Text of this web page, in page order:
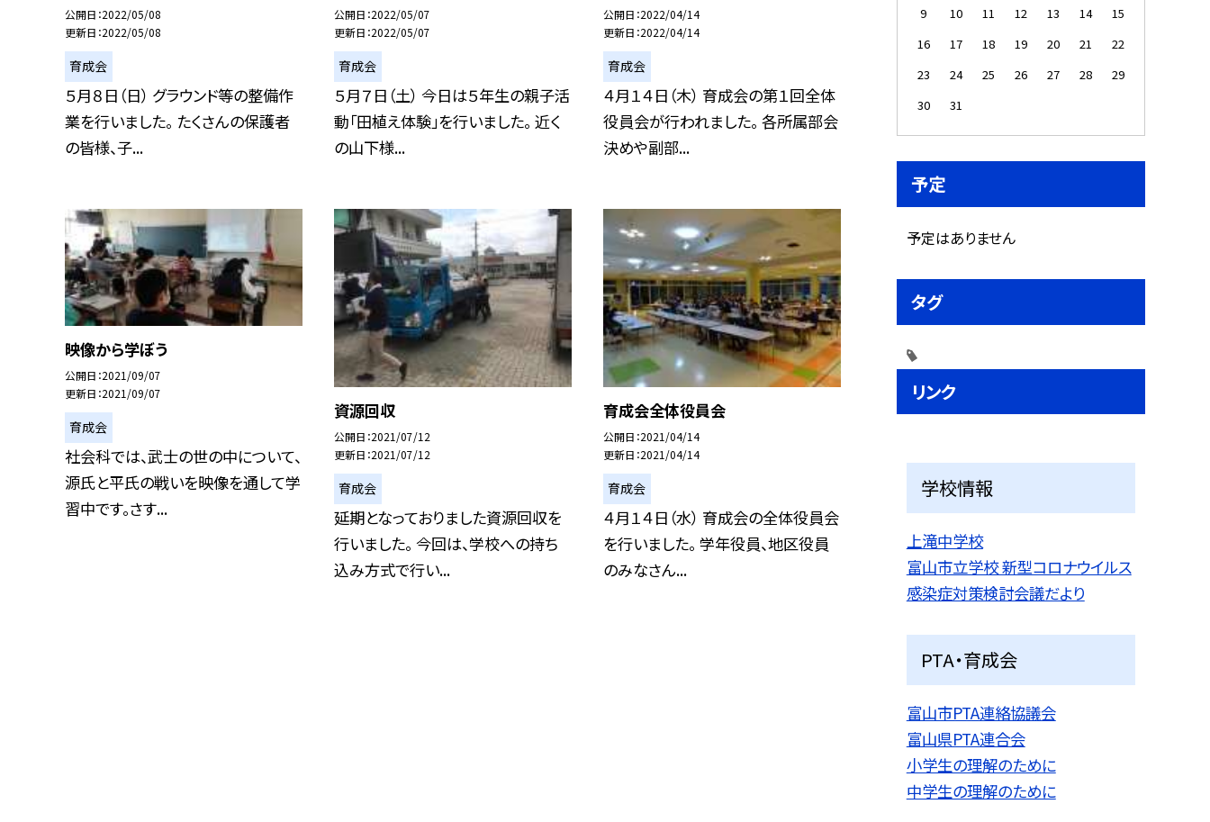
公開日 2022/05/08
更新日 2022/05/08
育成会
５月８日（日） グラウンド等の整備作
業を行いました。 たくさんの保護者
の皆様、子...
公開日 2022/05/07
更新日 2022/05/07
育成会
５月７日（土） 今日は５年生の親子活
動「田植え体験」を行いました。 近く
の山下様...
公開日 2022/04/14
更新日 2022/04/14
育成会
４月１４日（木） 育成会の第１回全体
役員会が行われました。 各所属部会
決めや副部...
映像から学ぼう
公開日 2021/09/07
更新日 2021/09/07
育成会
社会科では、武士の世の中について、
源氏と平氏の戦いを映像を通して学
習中です。さす...
資源回収
公開日 2021/07/12
更新日 2021/07/12
育成会
延期となっておりました資源回収を
行いました。 今回は、学校への持ち
込み方式で行い...
育成会全体役員会
公開日 2021/04/14
更新日 2021/04/14
育成会
４月１４日（水） 育成会の全体役員会
を行いました。 学年役員、地区役員
のみなさん...
9
10 11 12 13 14
15
16
17 18 19 20 21
22
23
24 25 26 27 28
29
30
31
予定
予定はありません
タグ
リンク
学校情報
上滝中学校
富山市立学校 新型コロナウイルス
感染症対策検討会議だより
PTA・育成会
富山市PTA連絡協議会
富山県PTA連合会
小学生の理解のために
中学生の理解のために